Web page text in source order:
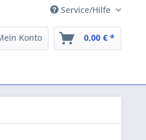
Service/Hilfe
Konto 0,00 € *